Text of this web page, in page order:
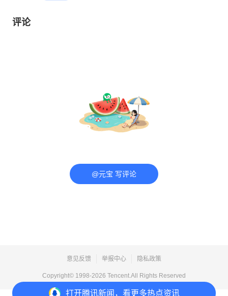
打开腾讯新闻，看更多热点资讯
评论
@元宝 写评论
意见反馈 举报中心 隐私政策
Copyright© 1998-2026 Tencent.All Rights Reserved